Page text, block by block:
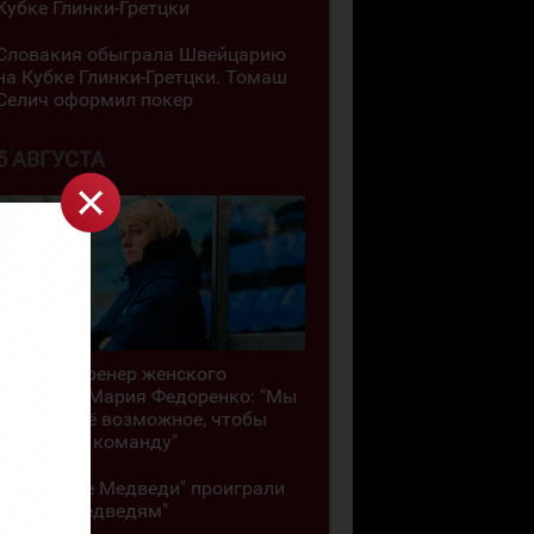
Глинки-Гретцки
обыграла Швейцарию
Кубке Глинки-Гретцки. Томаш
оформил покер
АВГУСТА
Главный тренер женского
"Торпедо" Мария Федоренко: "Мы
делаем всё возможное, чтобы
сохранить команду"
"Кузнецкие Медведи" проиграли
"Белым Медведям"